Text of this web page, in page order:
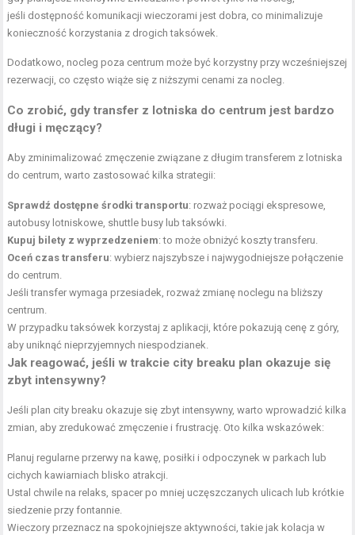
jeśli dostępność komunikacji wieczorami jest dobra, co minimalizuje
konieczność korzystania z drogich taksówek.
Dodatkowo, nocleg poza centrum może być korzystny przy wcześniejszej
rezerwacji, co często wiąże się z niższymi cenami za nocleg.
Co zrobić, gdy transfer z lotniska do centrum jest bardzo
długi i męczący?
Aby zminimalizować zmęczenie związane z długim transferem z lotniska
do centrum, warto zastosować kilka strategii:
Sprawdź dostępne środki transportu: rozważ pociągi ekspresowe,
autobusy lotniskowe, shuttle busy lub taksówki.
Kupuj bilety z wyprzedzeniem: to może obniżyć koszty transferu.
Oceń czas transferu: wybierz najszybsze i najwygodniejsze połączenie
do centrum.
Jeśli transfer wymaga przesiadek, rozważ zmianę noclegu na bliższy
centrum.
W przypadku taksówek korzystaj z aplikacji, które pokazują cenę z góry,
aby uniknąć nieprzyjemnych niespodzianek.
Jak reagować, jeśli w trakcie city breaku plan okazuje się
zbyt intensywny?
Jeśli plan city breaku okazuje się zbyt intensywny, warto wprowadzić kilka
zmian, aby zredukować zmęczenie i frustrację. Oto kilka wskazówek:
Planuj regularne przerwy na kawę, posiłki i odpoczynek w parkach lub
cichych kawiarniach blisko atrakcji.
Ustal chwile na relaks, spacer po mniej uczęszczanych ulicach lub krótkie
siedzenie przy fontannie.
Wieczory przeznacz na spokojniejsze aktywności, takie jak kolacja w